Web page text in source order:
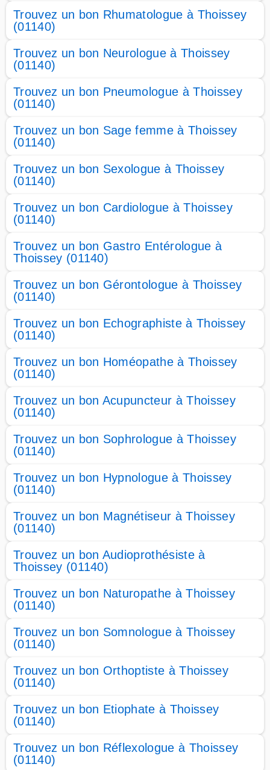
Trouvez un bon Rhumatologue à Thoissey
(01140)
Trouvez un bon Neurologue à Thoissey
(01140)
Trouvez un bon Pneumologue à Thoissey
(01140)
Trouvez un bon Sage femme à Thoissey
(01140)
Trouvez un bon Sexologue à Thoissey
(01140)
Trouvez un bon Cardiologue à Thoissey
(01140)
Trouvez un bon Gastro Entérologue à
Thoissey (01140)
Trouvez un bon Gérontologue à Thoissey
(01140)
Trouvez un bon Echographiste à Thoissey
(01140)
Trouvez un bon Homéopathe à Thoissey
(01140)
Trouvez un bon Acupuncteur à Thoissey
(01140)
Trouvez un bon Sophrologue à Thoissey
(01140)
Trouvez un bon Hypnologue à Thoissey
(01140)
Trouvez un bon Magnétiseur à Thoissey
(01140)
Trouvez un bon Audioprothésiste à
Thoissey (01140)
Trouvez un bon Naturopathe à Thoissey
(01140)
Trouvez un bon Somnologue à Thoissey
(01140)
Trouvez un bon Orthoptiste à Thoissey
(01140)
Trouvez un bon Etiophate à Thoissey
(01140)
Trouvez un bon Réflexologue à Thoissey
(01140)